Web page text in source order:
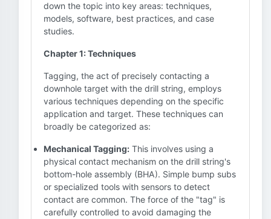
down the topic into key areas: techniques,
models, software, best practices, and case
studies.
Chapter 1: Techniques
Tagging, the act of precisely contacting a
downhole target with the drill string, employs
various techniques depending on the specific
application and target. These techniques can
broadly be categorized as:
Mechanical Tagging: This involves using a
physical contact mechanism on the drill string's
bottom-hole assembly (BHA). Simple bump subs
or specialized tools with sensors to detect
contact are common. The force of the "tag" is
carefully controlled to avoid damaging the